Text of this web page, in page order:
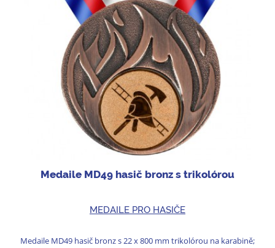
Medaile MD49 hasič bronz s trikolórou
MEDAILE PRO HASIČE
Medaile MD49 hasič bronz s 22 x 800 mm trikolórou na karabině;